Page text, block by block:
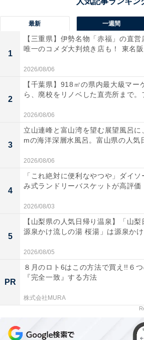
最新 一週間
1
【三重県】伊勢名物「赤福」の直営
唯一のコメダ大判焼き店も！ 東名阪
2026/08/06
2
【千葉県】918㎡の県内最大級マー
ら、廃校をリノベした直売所まで。
2026/08/06
3
立山連峰と富山湾を望む展望風呂に
mの海洋深層水風呂。富山県の人気
2026/08/06
4
「これ絶対に便利なやつや」ダイ
み式ランドリーバスケットが高評価
2026/08/03
5
【山梨県の人気日帰り温泉】「山梨
源泉かけ流しの湯 桜湯」は源泉かけ
2026/08/05
PR
８月のロト6はこの方法で買え!!６
『完全一致』する方法
株式会社MURA